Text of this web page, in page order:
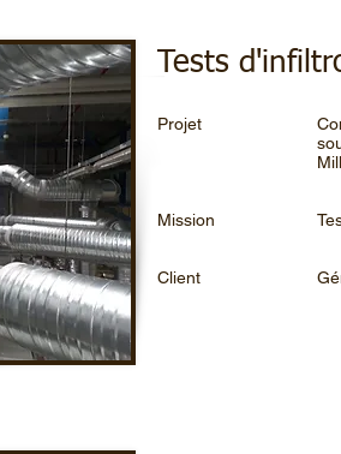
Tests
Projet
Mission
Client